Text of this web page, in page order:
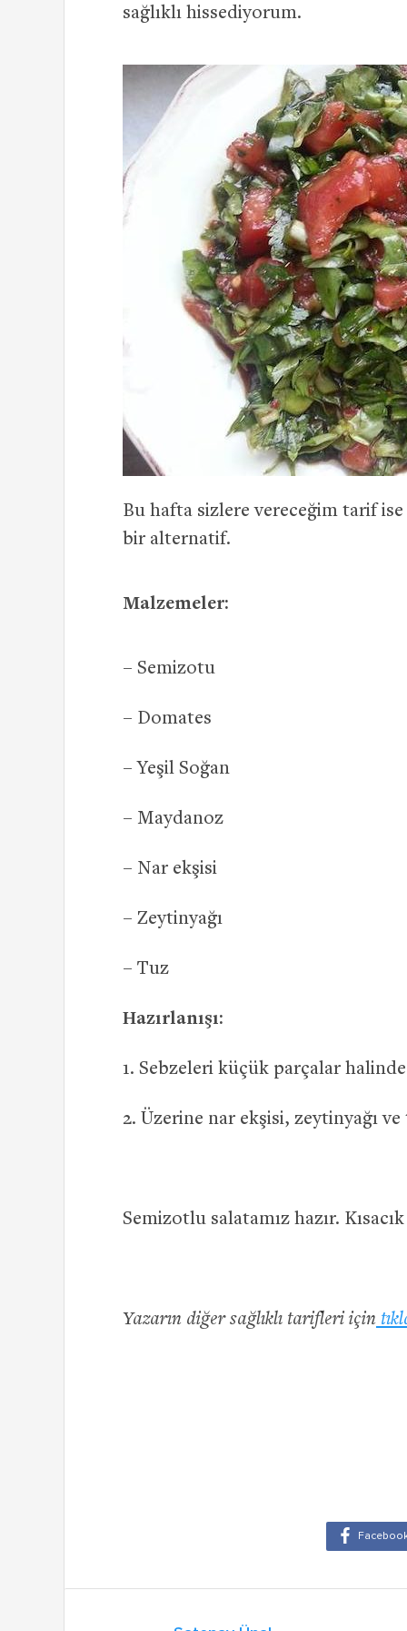
sağlıklı hissediyorum.
Bu hafta sizlere vereceğim tarif
bir alternatif.
Malzemeler:
– Semizotu
– Domates
– Yeşil Soğan
– Maydanoz
– Nar ekşisi
– Zeytinyağı
– Tuz
Hazırlanışı:
1. Sebzeleri küçük parçalar
2. Üzerine nar ekşisi, zeytinyağı
Semizotlu salatamız hazır.
Yazarın diğer sağlıklı tarifleri için